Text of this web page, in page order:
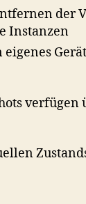
der
Instanzen
eigenes
verfügen